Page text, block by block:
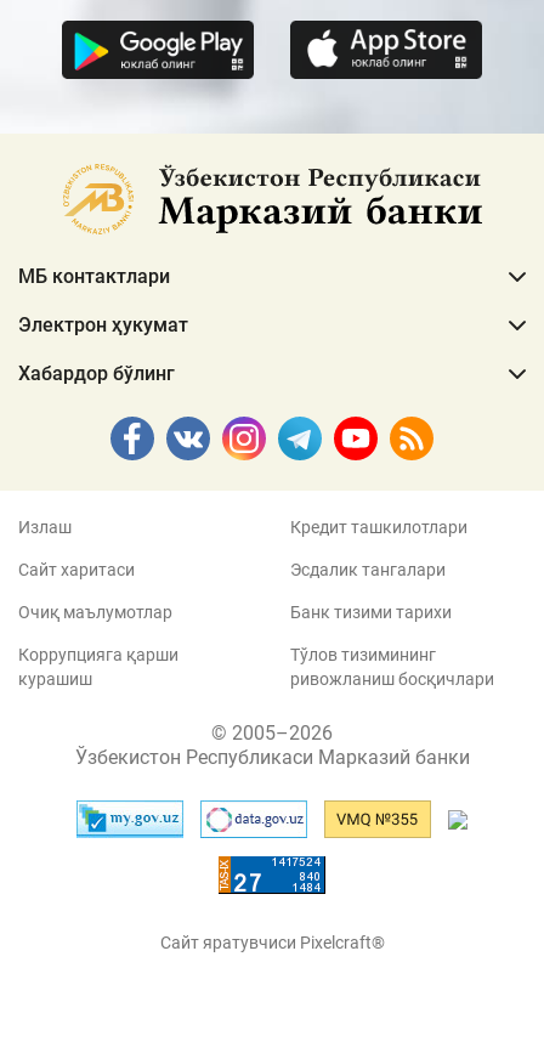
МБ контактлари
Электрон ҳукумат
Хабардор бўлинг
Излаш
Сайт харитаси
Очиқ маълумотлар
Коррупцияга қарши
курашиш
Кредит ташкилотлари
Эсдалик тангалари
Банк тизими тарихи
Тўлов тизимининг
ривожланиш босқичлари
© 2005–2026
Ўзбекистон Республикаси Марказий банки
Сайт яратувчиси Pixelcraft®